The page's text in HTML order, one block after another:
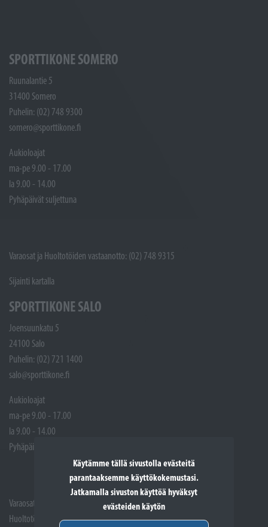
Käytämme tällä sivustolla evästeitä
parantaaksemme käyttökokemustasi.
Jatkamalla sivuston käyttöä hyväksyt
evästeiden käytön
SPORTTIKONE SOMERO
Ruunalantie 5
31400 Somero
Puhelin: (02) 748 9300
somero@sporttikone.fi
Aukioloajat
ma-pe 9.00 - 17.00
la 9.00 - 14.00
Pyhäpäivät suljettuna
Varaosat ja Huoltotöiden vastaanotto: (02) 748 9315
Sijainti kartalla
SPORTTIKONE SALO
Joensuunkatu 5
24100 Salo
Puhelin: (02) 721 1400
salo@sporttikone.fi
Aukioloajat
ma-pe 9.00 - 17.00
la 9.00 - 14.00
Pyhäpäivät suljettuna
Varaosat: (02) 721 1407
Huoltotöiden vastaanotto: 02 7211405